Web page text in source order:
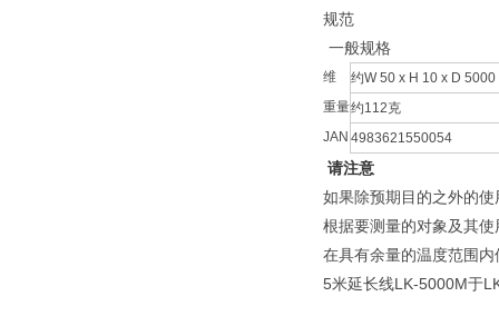
规范
一般规格
维
约W 50 x H 10 x D
重量约112克
JAN 4983621550054
请注意
如果除预期目的之外的
根据要测量的对象及其
在具有余量的温度范围
5米延长线LK-5000M于